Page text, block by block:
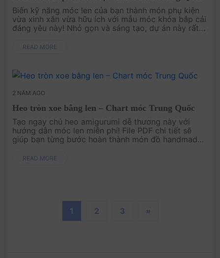
Biến kỹ năng móc len của bạn thành món phụ kiện
vừa xinh xắn vừa hữu ích với mẫu móc khóa bắp cải
đáng yêu này! Nhỏ gọn và sáng tạo, dự án này rất
quà tặng ....
READ MORE
2 NĂM AGO
Heo tròn xoe bằng len – Chart móc Trung Quốc
Tạo ngay chú heo amigurumi dễ thương này với
hướng dẫn móc len miễn phí! File PDF chi tiết sẽ
giúp bạn từng bước hoàn thành món đồ handmade
hoặc bổ sung vào bộ sưu tập c....
READ MORE
1 2 3 »